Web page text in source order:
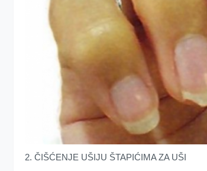
2. ČIŠĆENJE UŠIJU ŠTAPIĆIMA ZA UŠI